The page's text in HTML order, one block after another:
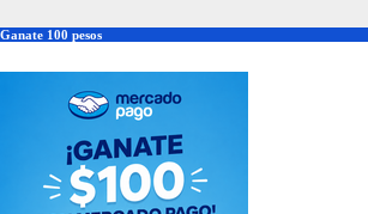
Ganate 100 pesos